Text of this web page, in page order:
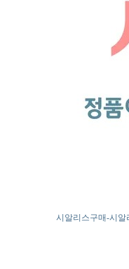
시알리스구매-시알